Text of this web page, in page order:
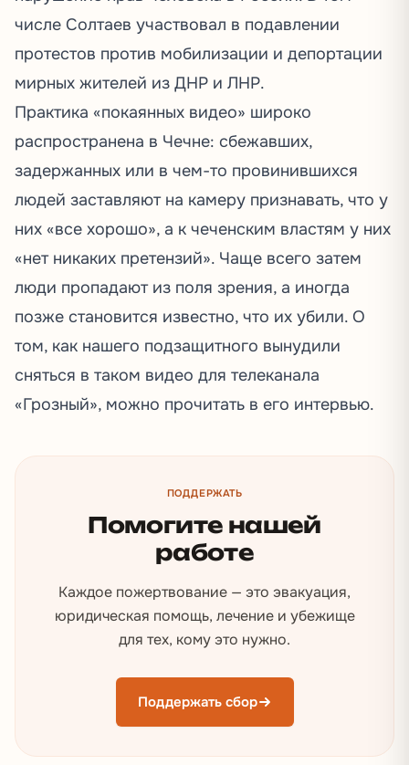
числе Солтаев участвовал в подавлении
протестов против мобилизации и депортации
мирных жителей из ДНР и ЛНР.
Практика «покаянных видео» широко
распространена в Чечне: сбежавших,
задержанных или в чем-то провинившихся
людей заставляют на камеру признавать, что у
них «все хорошо», а к чеченским властям у них
«нет никаких претензий». Чаще всего затем
люди пропадают из поля зрения, а иногда
позже становится известно, что их убили. О
том, как нашего подзащитного вынудили
сняться в таком видео для телеканала
«Грозный», можно прочитать в его интервью.
ПОДДЕРЖАТЬ
Помогите нашей
работе
Каждое пожертвование — это эвакуация,
юридическая помощь, лечение и убежище
для тех, кому это нужно.
Поддержать сбор